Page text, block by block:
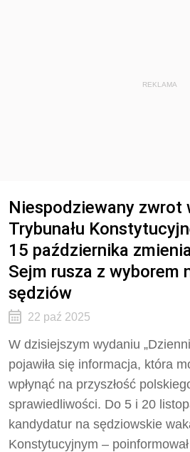
REKLAMA
Niespodziewany zwrot
Trybunału
15 października
Sejm rusza z wyborem
sędziów
22 paź 2025
W dzisiejszym wydaniu
pojawiła się informacja, która
wpłynąć na przyszłość
sprawiedliwości. Do 5 i 20
kandydatur na sędziowskie
Konstytucyjnym –